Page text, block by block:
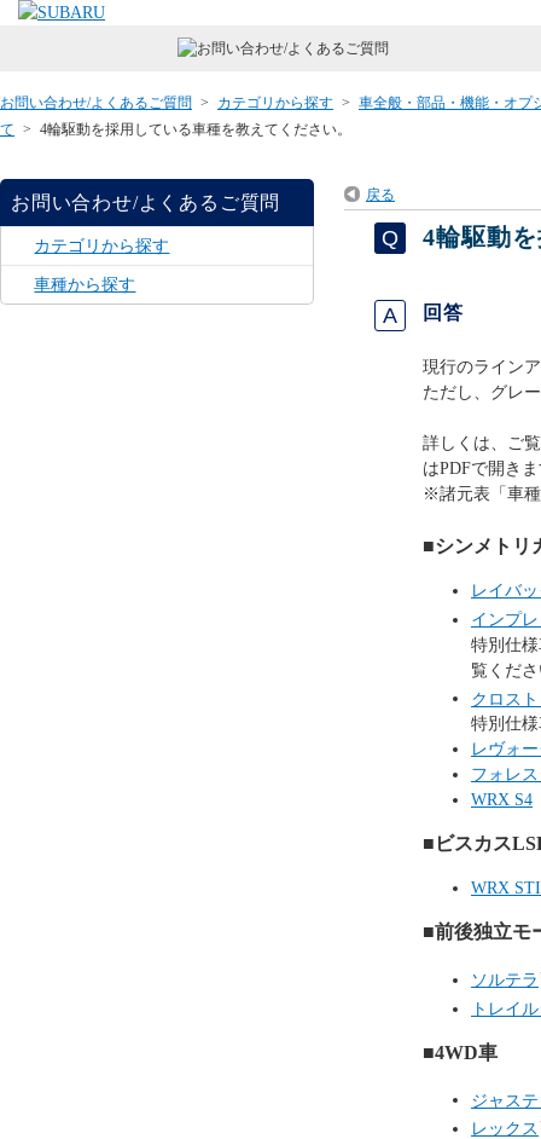
お問い合わせ/よくあるご質問 > カテゴリから探す > 車全般・部品・機能・オプ
て > 4輪駆動を採用している車種を教えてください。
お問い合わせ/よくあるご質問
カテゴリから探す
車種から探す
戻る
4輪駆動
回答
現行のライン
ただし、グレ
詳しくは、ご
はPDFで開き
※諸元表「車
■シンメトリ
レイバ
インプ
特別仕様
覧くだ
クロス
特別仕
レヴォ
フォレ
WRX S4
■ビスカス
WRX
■前後独立モ
ソルテラ
トレイ
■4WD車
ジャス
レックス